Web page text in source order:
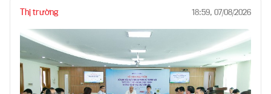
Thị trường 18:59, 07/08/2026